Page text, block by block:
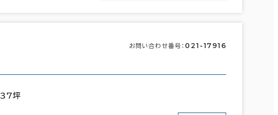
お問い合わせ番号： 021-17916
37坪